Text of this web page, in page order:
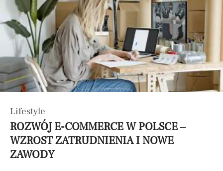
Lifestyle
ROZWÓJ E-COMMERCE W POLSCE –
WZROST ZATRUDNIENIA I NOWE
ZAWODY